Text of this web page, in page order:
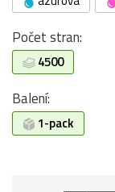
Počet stran:
4500
Balení:
1-pack